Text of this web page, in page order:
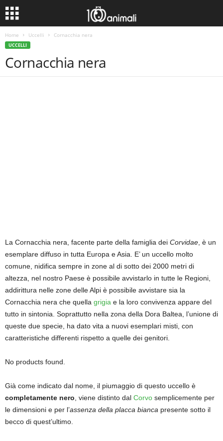
Home Uccelli Cornacchia nera
UCCELLI
Cornacchia nera
La Cornacchia nera, facente parte della famiglia dei Corvidae , è un
esemplare diffuso in tutta Europa e Asia. E’ un uccello molto
comune, nidifica sempre in zone al di sotto dei 2000 metri di
altezza, nel nostro Paese è possibile avvistarlo in tutte le Regioni,
addirittura nelle zone delle Alpi è possibile avvistare sia la
Cornacchia nera che quella grigia e la loro convivenza appare del
tutto in sintonia. Soprattutto nella zona della Dora Baltea, l’unione di
queste due specie, ha dato vita a nuovi esemplari misti, con
caratteristiche differenti rispetto a quelle dei genitori.
No products found.
Già come indicato dal nome, il piumaggio di questo uccello è
completamente nero , viene distinto dal Corvo semplicemente per
le dimensioni e per l’assenza della placca bianca presente sotto il
becco di quest’ultimo.